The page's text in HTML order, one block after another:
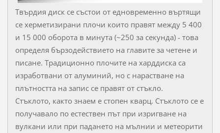
Твърдия диск се състои от едновременно въртящи
се херметизирани плочи които правят между 5 400
и 15 000 оборота в минута (~250 за секунда) - това
определя бързодействието на главите за четене и
писане. Традиционно плочите на харддиска са
изработвани от алуминий, но с нарастване на
плътността на запис се правят от стъкло.
Стъклото, както знаем е стопен кварц. Стъклото се е
получавало по естествен път при изригване на
вулкани или при падането на мълнии и метеорити